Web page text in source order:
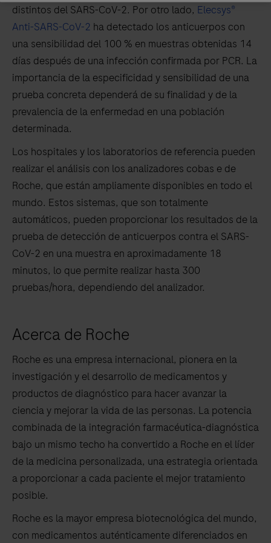
distintos del SARS-CoV-2. Por otro lado, Elecsys®
Anti-SARS-CoV-2 ha detectado los anticuerpos con
una sensibilidad del 100 % en muestras obtenidas 14
días después de una infección confirmada por PCR. La
importancia de la especificidad y sensibilidad de una
prueba concreta dependerá de su finalidad y de la
prevalencia de la enfermedad en una población
determinada.
Los hospitales y los laboratorios de referencia pueden
realizar el análisis con los analizadores cobas e de
Roche, que están ampliamente disponibles en todo el
mundo. Estos sistemas, que son totalmente
automáticos, pueden proporcionar los resultados de la
prueba de detección de anticuerpos contra el SARS-
CoV-2 en una muestra en aproximadamente 18
minutos, lo que permite realizar hasta 300
pruebas/hora, dependiendo del analizador.
Acerca de Roche
Roche es una empresa internacional, pionera en la
investigación y el desarrollo de medicamentos y
productos de diagnóstico para hacer avanzar la
ciencia y mejorar la vida de las personas. La potencia
combinada de la integración farmacéutica-diagnóstica
bajo un mismo techo ha convertido a Roche en el líder
de la medicina personalizada, una estrategia orientada
a proporcionar a cada paciente el mejor tratamiento
posible.
Roche es la mayor empresa biotecnológica del mundo,
con medicamentos auténticamente diferenciados en